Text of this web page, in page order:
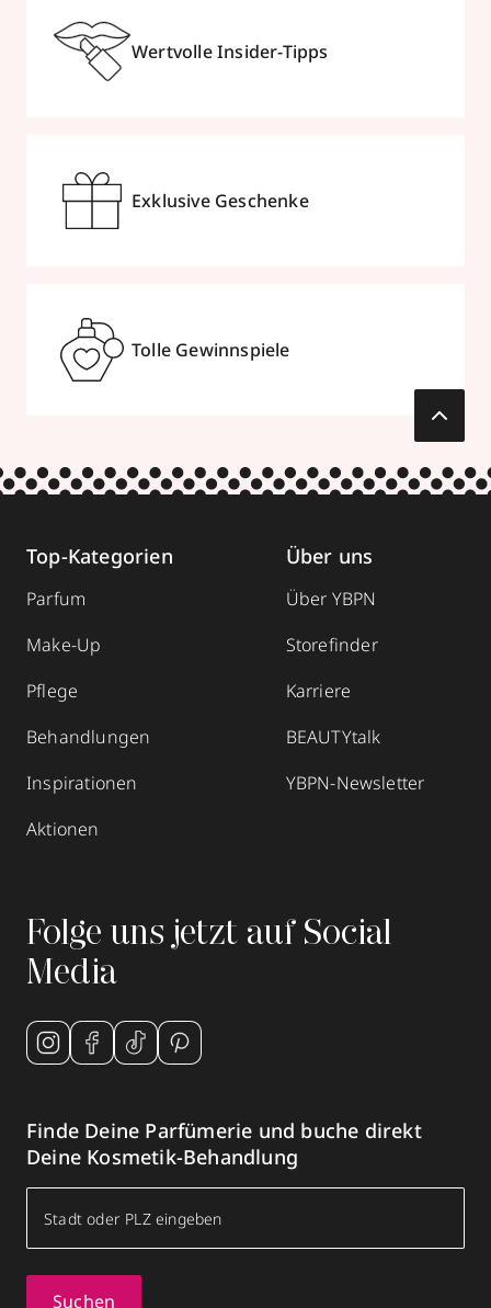
Wertvolle Insider-Tipps
Exklusive Geschenke
Tolle Gewinnspiele
Top-Kategorien
Parfum
Make-Up
Pflege
Behandlungen
Inspirationen
Aktionen
Über uns
Über YBPN
Storefinder
Karriere
BEAUTYtalk
YBPN-Newsletter
Folge uns jetzt auf Social
Media
Finde Deine Parfümerie und buche direkt
Deine Kosmetik-Behandlung
Suchen